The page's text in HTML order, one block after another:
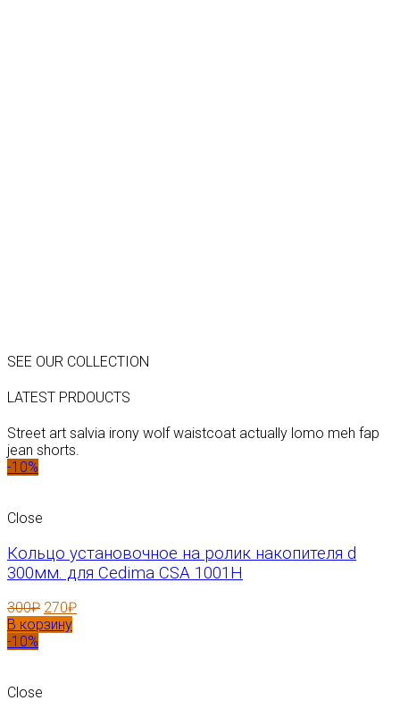
SEE OUR COLLECTION
LATEST PRDOUCTS
Street art salvia irony wolf waistcoat actually lomo meh fap
jean shorts.
-10%
Close
Кольцо установочное на ролик накопителя d
300мм. для Cedima CSA 1001H
300₽ 270₽
В корзину
-10%
Close